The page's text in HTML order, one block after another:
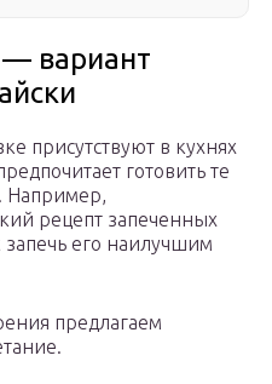
— вариант
присутствуют в кухнях
готовить те
Например,
рецепт запеченных
его наилучшим
предлагаем